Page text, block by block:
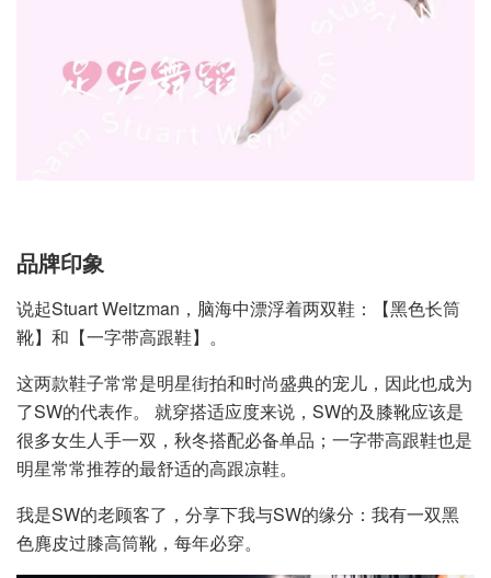
品牌印象
说起Stuart Weitzman，脑海中漂浮着两双鞋：【黑色长筒
靴】和【一字带高跟鞋】。
这两款鞋子常常是明星街拍和时尚盛典的宠儿，因此也成为
了SW的代表作。 就穿搭适应度来说，SW的及膝靴应该是
很多女生人手一双，秋冬搭配必备单品；一字带高跟鞋也是
明星常常推荐的最舒适的高跟凉鞋。
我是SW的老顾客了，分享下我与SW的缘分：我有一双黑
色麂皮过膝高筒靴，每年必穿。